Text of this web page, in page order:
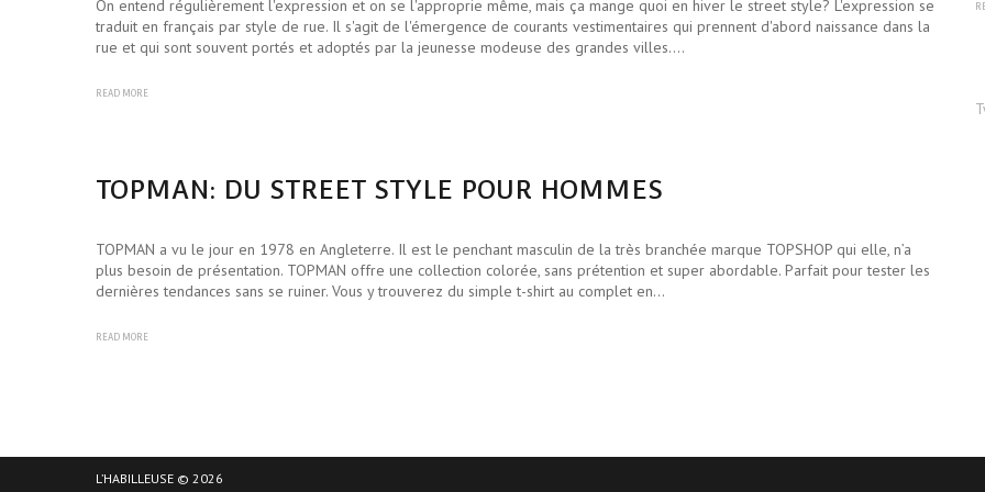
On entend régulièrement l'expression et on se l'approprie même, mais ça mange quoi en hiver le street style? L'expression se
traduit en français par style de rue. Il s'agit de l'émergence de courants vestimentaires qui prennent d'abord naissance dans la
rue et qui sont souvent portés et adoptés par la jeunesse modeuse des grandes villes.…
READ MORE
TOPMAN: DU STREET STYLE POUR HOMMES
TOPMAN a vu le jour en 1978 en Angleterre. Il est le penchant masculin de la très branchée marque TOPSHOP qui elle, n’a
plus besoin de présentation. TOPMAN offre une collection colorée, sans prétention et super abordable. Parfait pour tester les
dernières tendances sans se ruiner. Vous y trouverez du simple t-shirt au complet en…
READ MORE
L’HABILLEUSE © 2026